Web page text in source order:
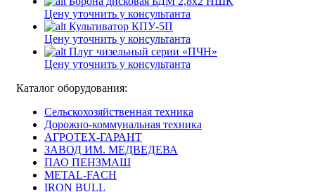
Цену уточнить у консультанта
Культиватор КПУ-5П
Цену уточнить у консультанта
Плуг чизельный серии «ПЧН»
Цену уточнить у консультанта
Каталог оборудования:
Сельскохозяйственная техника
Дорожно-коммунальная техника
АГРОТЕХ-ГАРАНТ
ЗАВОД ИМ. МЕДВЕДЕВА
ПАО ПЕНЗМАШ
METAL-FACH
IRON BULL